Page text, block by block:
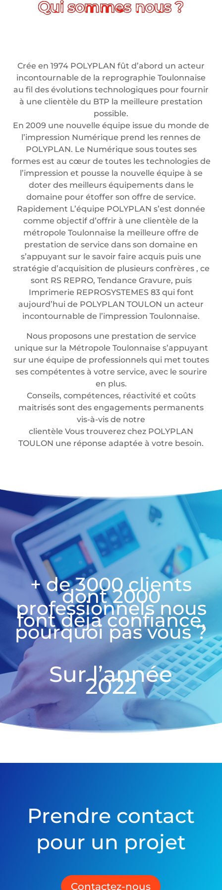
Crée en 1974 POLYPLAN fût d’abord un acteur
incontournable de la reprographie Toulonnaise
au fil des évolutions technologiques pour fournir
à une clientèle du BTP la meilleure prestation
possible.
En 2009 une nouvelle équipe issue du monde de
l’impression Numérique prend les rennes de
POLYPLAN. Le Numérique sous toutes ses
formes est au cœur de toutes les technologies de
l’impression et pousse la nouvelle équipe à se
doter des meilleurs équipements dans le
domaine pour étoffer son offre de service.
Rapidement L’équipe POLYPLAN s’est donnée
comme objectif d’offrir à une clientèle de la
métropole Toulonnaise la meilleure offre de
prestation de service dans son domaine en
s’appuyant sur le savoir faire acquis puis une
stratégie d’acquisition de plusieurs confrères , ce
sont RS REPRO, Tendance Gravure, puis
Imprimerie REPROSYSTEMES 83 qui font
aujourd’hui de POLYPLAN TOULON un acteur
incontournable de l’impression Toulonnaise.
Nous proposons une prestation de service
unique sur la Métropole Toulonnaise s’appuyant
sur une équipe de professionnels qui met toutes
ses compétentes à votre service, avec le sourire
en plus.
Conseils, compétences, réactivité et coûts
maitrisés sont des engagements permanents
vis-à-vis de notre
clientèle Vous trouverez chez POLYPLAN
TOULON une réponse adaptée à votre besoin.
+ de 3000 clients
dont 2000
professionnels nous
font déjà confiance,
pourquoi pas vous ?
Sur l’année
2022
Prendre contact
pour un projet
Contactez-nous